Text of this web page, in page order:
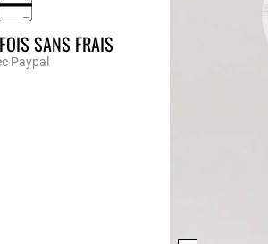
SANS FRAIS
Paypal